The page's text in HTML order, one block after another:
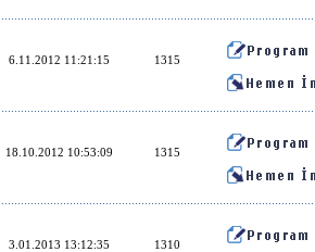
6.11.2012 11:21:15 1315
18.10.2012 10:53:09 1315
3.01.2013 13:12:35 1310